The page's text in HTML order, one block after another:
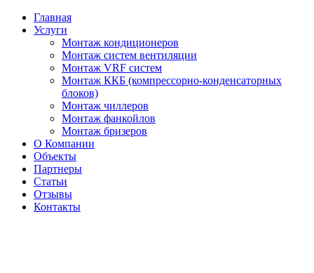
Главная
Услуги
Монтаж кондиционеров
Монтаж cистем вентиляции
Монтаж VRF систем
Монтаж ККБ (компрессорно-конденсаторных
блоков)
Монтаж чиллеров
Монтаж фанкойлов
Монтаж бризеров
О Компании
Объекты
Партнеры
Статьи
Отзывы
Контакты